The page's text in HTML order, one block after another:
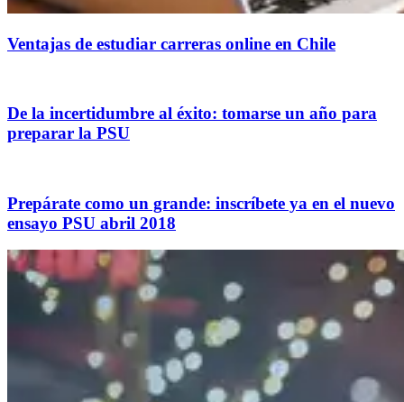
Ventajas de estudiar carreras online en Chile
De la incertidumbre al éxito: tomarse un año para
preparar la PSU
Prepárate como un grande: inscríbete ya en el nuevo
ensayo PSU abril 2018